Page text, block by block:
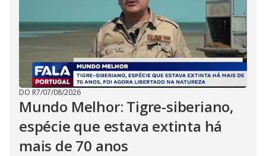
DO R7/07/08/2026
Mundo Melhor: Tigre-siberiano,
espécie que estava extinta há
mais de 70 anos